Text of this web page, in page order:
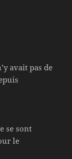
avait pas de
se sont
le